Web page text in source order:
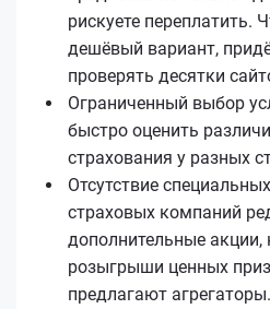
рискуете переплатить.
дешёвый вариант,
проверять десятки
Ограниченный выбор
быстро оценить
страхования у разных
Отсутствие
страховых компаний
дополнительные
розыгрыши ценных
предлагают агрегаторы.